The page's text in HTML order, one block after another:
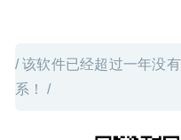
/ 该软件已经超过一年没
系！ /